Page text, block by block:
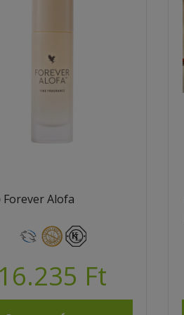
Forever Alofa
Ft